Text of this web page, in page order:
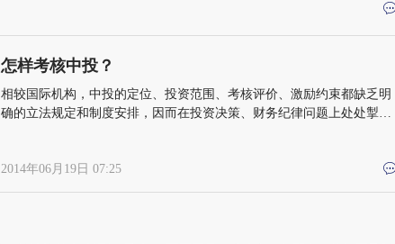
怎样考核中投？
相较国际机构，中投的定位、投资范围、考核评价、激励约束都缺乏明
确的立法规定和制度安排，因而在投资决策、财务纪律问题上处处掣
2014年06月19日 07:25